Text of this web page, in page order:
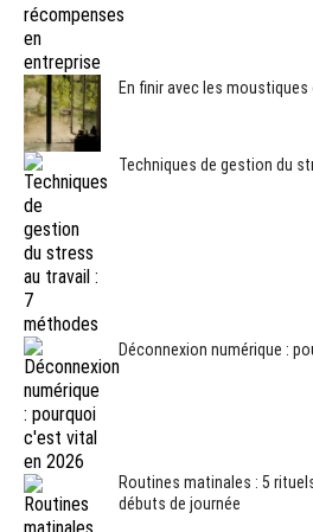
En finir avec les
Techniques de gestion du
Déconnexion numérique :
Routines matinales : 5
débuts de journée